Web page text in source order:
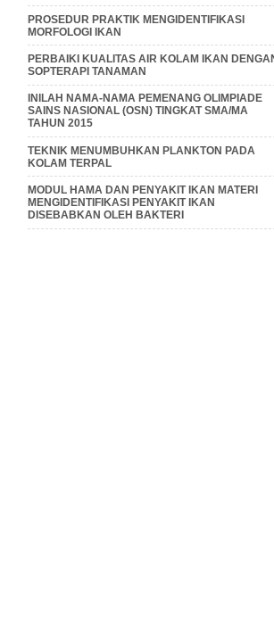
PROSEDUR PRAKTIK MENGIDENTIFIKASI
MORFOLOGI IKAN
PERBAIKI KUALITAS AIR KOLAM IKAN
SOPTERAPI TANAMAN
INILAH NAMA-NAMA PEMENANG OLIMPIADE
SAINS NASIONAL (OSN) TINGKAT SMA/MA
TAHUN 2015
TEKNIK MENUMBUHKAN PLANKTON PADA
KOLAM TERPAL
MODUL HAMA DAN PENYAKIT IKAN MATERI
MENGIDENTIFIKASI PENYAKIT IKAN
DISEBABKAN OLEH BAKTERI